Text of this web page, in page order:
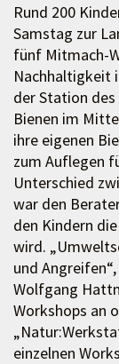
Rund 200
Samstag zur
fünf Mitmach-
Nachhaltigkeit
der Station
Bienen im
ihre eigenen
zum Auflegen
Unterschied
war den
den Kindern
wird.
und
Wolfgang
Workshops an
einzelnen